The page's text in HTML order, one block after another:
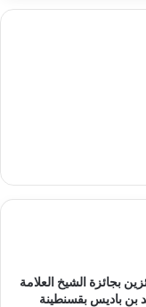
بجائزة الشيخ العلامة
بن باديس بقسنطينة